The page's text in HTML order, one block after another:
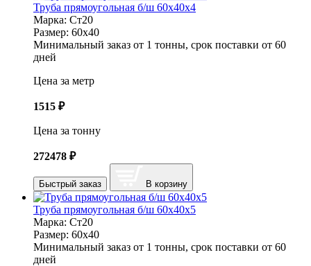
Труба прямоугольная б/ш 60х40х4
Марка: Ст20
Размер: 60х40
Минимальный заказ от 1 тонны, срок поставки от 60
дней
Цена за метр
1515 ₽
Цена за тонну
272478 ₽
Быстрый заказ В корзину
Труба прямоугольная б/ш 60х40х5
Марка: Ст20
Размер: 60х40
Минимальный заказ от 1 тонны, срок поставки от 60
дней